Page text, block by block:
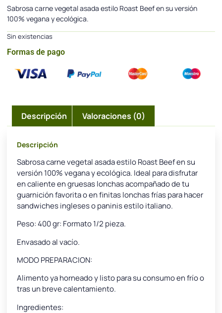
Sabrosa carne vegetal asada estilo Roast Beef en su versión
100% vegana y ecológica.
Sin existencias
Formas de pago
Descripción Valoraciones (0)
Descripción
Sabrosa carne vegetal asada estilo Roast Beef en su
versión 100% vegana y ecológica. Ideal para disfrutar
en caliente en gruesas lonchas acompañado de tu
guarnición favorita o en finitas lonchas frías para hacer
sandwiches ingleses o paninis estilo italiano.
Peso: 400 gr: Formato 1/2 pieza.
Envasado al vacío.
MODO PREPARACION:
Alimento ya horneado y listo para su consumo en frío o
tras un breve calentamiento.
Ingredientes: